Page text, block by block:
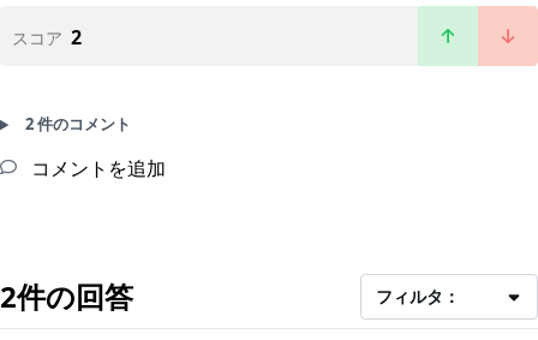
スコア 2
2 件のコメント
コメントを追加
2件の回答 フィルタ：